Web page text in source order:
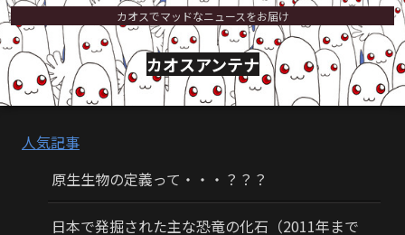
カオスでマッドなニュースをお届け
カオスアンテナ
人気記事
原生生物の定義って・・・？？？
日本で発掘された主な恐竜の化石（2011年まで